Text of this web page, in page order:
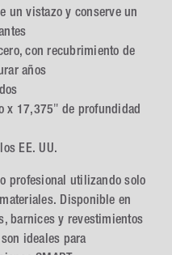
un vistazo y conserve un
con recubrimiento de
años
x 17,375″ de profundidad
EE. UU.
profesional utilizando solo
Disponible en
barnices y revestimientos
ideales para